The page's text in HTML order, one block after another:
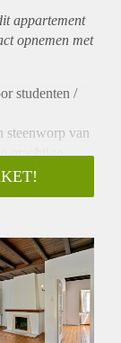
appartement
opnemen met
studenten /
steenworp van
prachtige
buiten, en
denkbare